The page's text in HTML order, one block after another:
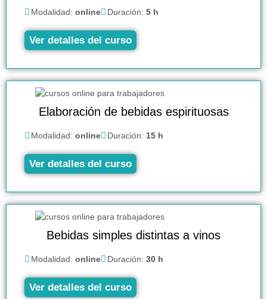
Modalidad: online Duración: 5 h
Ver detalles del curso
Elaboración de bebidas espirituosas
Modalidad: online Duración: 15 h
Ver detalles del curso
Bebidas simples distintas a vinos
Modalidad: online Duración: 30 h
Ver detalles del curso